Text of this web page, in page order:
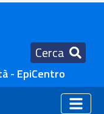
Cerca
- EpiCentro